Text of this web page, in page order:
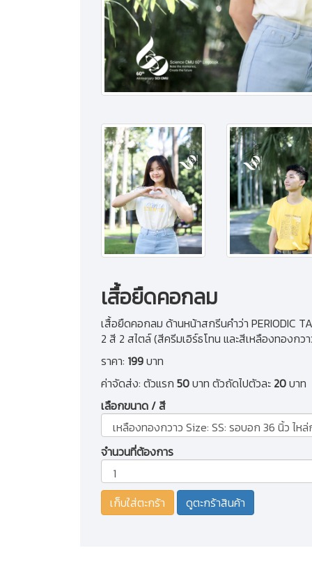
เสื้อยืดคอกลม
เสื้อยืดคอกลม ด้านหน้าสกรีนคำว่า PERIODIC
2 สี 2 สไตล์ (สีครีมเอิร์ธโทน และสีเหลืองทองกว
ราคา: 199บาท
ค่าจัดส่ง: ตัวแรก 50บาท ตัวถัดไปตัวละ 20บาท
เลือกขนาด / สี
จำนวนที่ต้องการ
ดูตะกร้าสินค้า